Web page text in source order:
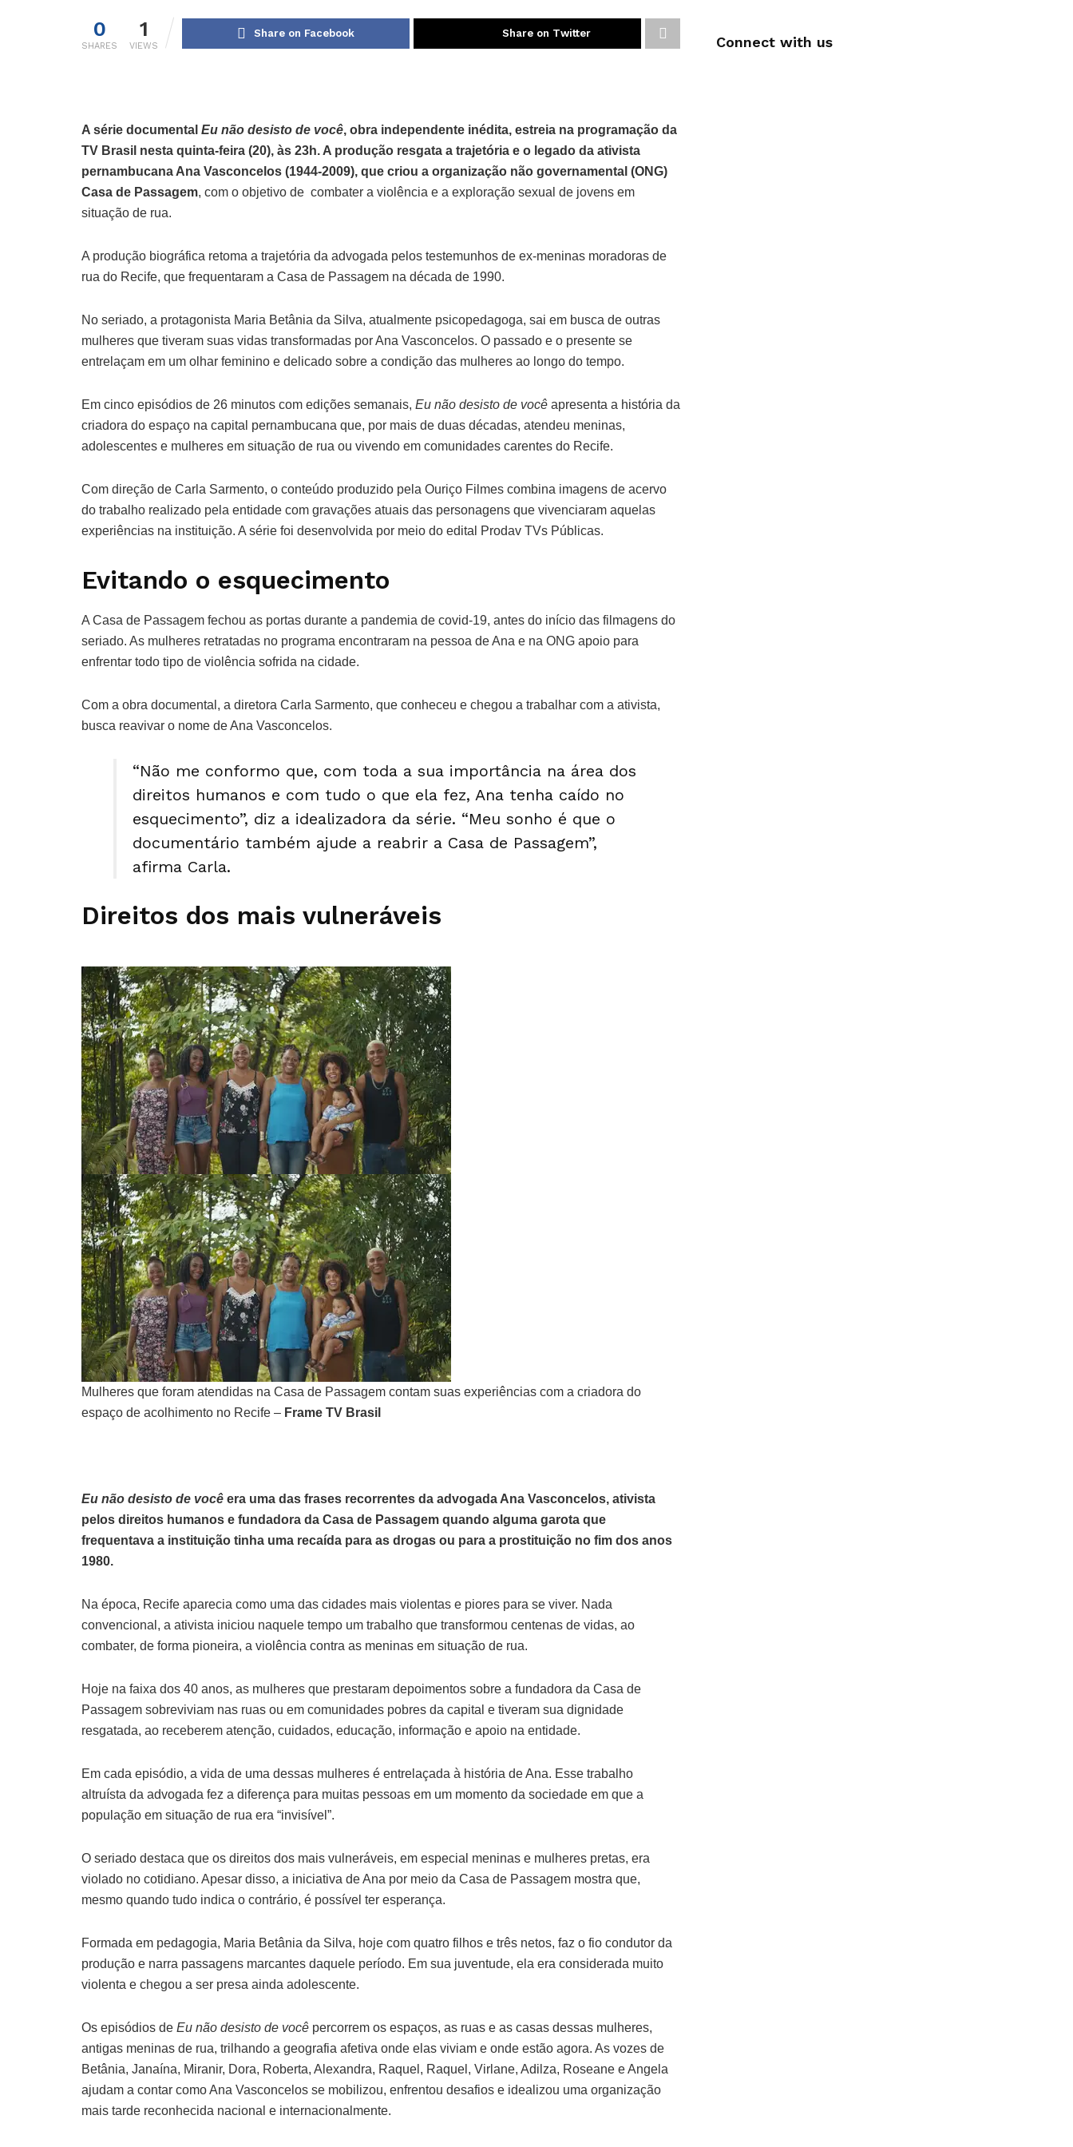
0
SHARES
1
VIEWS
Share on Facebook Share on Twitter
A série documental Eu não desisto de você, obra independente inédita, estreia na programação da
TV Brasil nesta quinta-feira (20), às 23h. A produção resgata a trajetória e o legado da ativista
pernambucana Ana Vasconcelos (1944-2009), que criou a organização não governamental (ONG)
Casa de Passagem, com o objetivo de combater a violência e a exploração sexual de jovens em
situação de rua.
A produção biográfica retoma a trajetória da advogada pelos testemunhos de ex-meninas moradoras de
rua do Recife, que frequentaram a Casa de Passagem na década de 1990.
No seriado, a protagonista Maria Betânia da Silva, atualmente psicopedagoga, sai em busca de outras
mulheres que tiveram suas vidas transformadas por Ana Vasconcelos. O passado e o presente se
entrelaçam em um olhar feminino e delicado sobre a condição das mulheres ao longo do tempo.
Em cinco episódios de 26 minutos com edições semanais, Eu não desisto de você apresenta a história da
criadora do espaço na capital pernambucana que, por mais de duas décadas, atendeu meninas,
adolescentes e mulheres em situação de rua ou vivendo em comunidades carentes do Recife.
Com direção de Carla Sarmento, o conteúdo produzido pela Ouriço Filmes combina imagens de acervo
do trabalho realizado pela entidade com gravações atuais das personagens que vivenciaram aquelas
experiências na instituição. A série foi desenvolvida por meio do edital Prodav TVs Públicas.
Evitando o esquecimento
A Casa de Passagem fechou as portas durante a pandemia de covid-19, antes do início das filmagens do
seriado. As mulheres retratadas no programa encontraram na pessoa de Ana e na ONG apoio para
enfrentar todo tipo de violência sofrida na cidade.
Com a obra documental, a diretora Carla Sarmento, que conheceu e chegou a trabalhar com a ativista,
busca reavivar o nome de Ana Vasconcelos.
“Não me conformo que, com toda a sua importância na área dos
direitos humanos e com tudo o que ela fez, Ana tenha caído no
esquecimento”, diz a idealizadora da série. “Meu sonho é que o
documentário também ajude a reabrir a Casa de Passagem”,
afirma Carla.
Direitos dos mais vulneráveis
Mulheres que foram atendidas na Casa de Passagem contam suas experiências com a criadora do
espaço de acolhimento no Recife – Frame TV Brasil
Eu não desisto de você era uma das frases recorrentes da advogada Ana Vasconcelos, ativista
pelos direitos humanos e fundadora da Casa de Passagem quando alguma garota que
frequentava a instituição tinha uma recaída para as drogas ou para a prostituição no fim dos anos
1980.
Na época, Recife aparecia como uma das cidades mais violentas e piores para se viver. Nada
convencional, a ativista iniciou naquele tempo um trabalho que transformou centenas de vidas, ao
combater, de forma pioneira, a violência contra as meninas em situação de rua.
Hoje na faixa dos 40 anos, as mulheres que prestaram depoimentos sobre a fundadora da Casa de
Passagem sobreviviam nas ruas ou em comunidades pobres da capital e tiveram sua dignidade
resgatada, ao receberem atenção, cuidados, educação, informação e apoio na entidade.
Em cada episódio, a vida de uma dessas mulheres é entrelaçada à história de Ana. Esse trabalho
altruísta da advogada fez a diferença para muitas pessoas em um momento da sociedade em que a
população em situação de rua era “invisível”.
O seriado destaca que os direitos dos mais vulneráveis, em especial meninas e mulheres pretas, era
violado no cotidiano. Apesar disso, a iniciativa de Ana por meio da Casa de Passagem mostra que,
mesmo quando tudo indica o contrário, é possível ter esperança.
Formada em pedagogia, Maria Betânia da Silva, hoje com quatro filhos e três netos, faz o fio condutor da
produção e narra passagens marcantes daquele período. Em sua juventude, ela era considerada muito
violenta e chegou a ser presa ainda adolescente.
Os episódios de Eu não desisto de você percorrem os espaços, as ruas e as casas dessas mulheres,
antigas meninas de rua, trilhando a geografia afetiva onde elas viviam e onde estão agora. As vozes de
Betânia, Janaína, Miranir, Dora, Roberta, Alexandra, Raquel, Raquel, Virlane, Adilza, Roseane e Angela
ajudam a contar como Ana Vasconcelos se mobilizou, enfrentou desafios e idealizou uma organização
mais tarde reconhecida nacional e internacionalmente.
Connect with us